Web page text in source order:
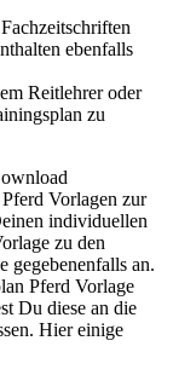
ebenfalls
Reitlehrer oder
zu
Vorlagen zur
individuellen
zu den
gegebenenfalls an.
Pferd Vorlage
Du diese an die
Hier einige